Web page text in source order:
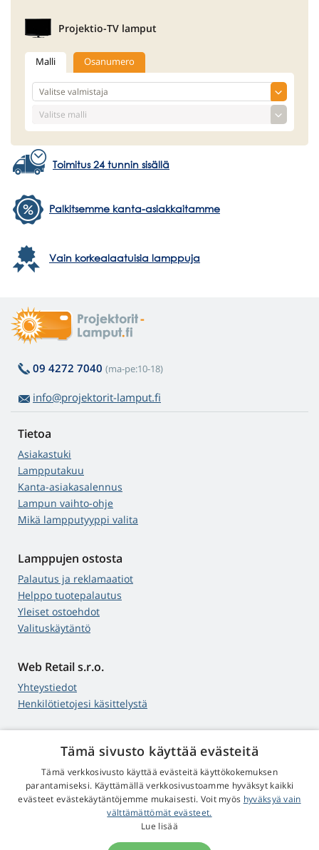
Projektio-TV lamput
Malli Osanumero
Toimitus 24 tunnin sisällä
Palkitsemme kanta-asiakkaitamme
Vain korkealaatuisia lamppuja
09 4272 7040 (ma-pe:10-18)
info@projektorit-lamput.fi
Tietoa
Asiakastuki
Lampputakuu
Kanta-asiakasalennus
Lampun vaihto-ohje
Mikä lampputyyppi valita
Lamppujen ostosta
Palautus ja reklamaatiot
Helppo tuotepalautus
Yleiset ostoehdot
Valituskäytäntö
Web Retail s.r.o.
Yhteystiedot
Henkilötietojesi käsittelystä
4,9tähteä
545 arvostelua Google
© 2009 - 2026 Projektorit-Lamput.fi
Tämä sivusto käyttää evästeitä
Tämä verkkosivusto käyttää evästeitä käyttökokemuksen
parantamiseksi. Käyttämällä verkkosivustoamme hyväksyt kaikki
evästeet evästekäytäntöjemme mukaisesti. Voit myös hyväksyä vain
välttämättömät evästeet.
Lue lisää